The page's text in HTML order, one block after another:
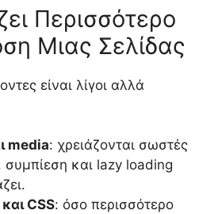
Περισσότερο
Μιας Σελίδας
είναι λίγοι αλλά
media: χρειάζονται σωστές
συμπίεση και lazy loading
CSS: όσο περισσότερο